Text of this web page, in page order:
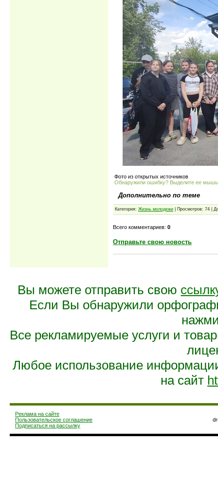
Фото из открытых источников
Обнаружили ошибку? Выделите ее
Дополнительно по теме
Категория: Жизнь молодежи | Просмотров: 74 |
Всего комментариев: 0
Отправьте свою новость
Вы можете отправить свою
Если Вы обнаружили
Все рекламируемые услуги и
Любое использование
на сайт
Реклама на сайте
Пользовательское соглашение
Подписаться на рассылку